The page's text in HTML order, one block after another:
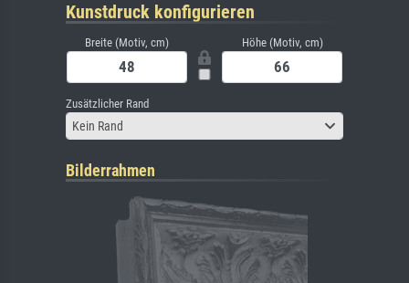
Kunstdruck konfigurieren
Breite (Motiv, cm) Höhe (Motiv, cm)
Zusätzlicher Rand
Kein Rand
Bilderrahmen